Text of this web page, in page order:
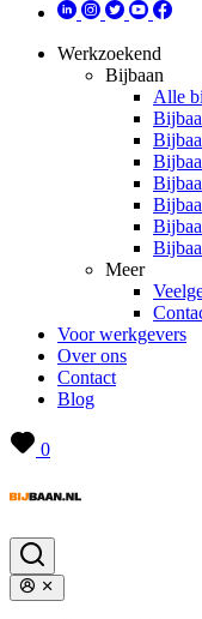
Werkzoekend
Bijbaan
Alle
Meer
Voor werkgevers
Over ons
Contact
Blog
0